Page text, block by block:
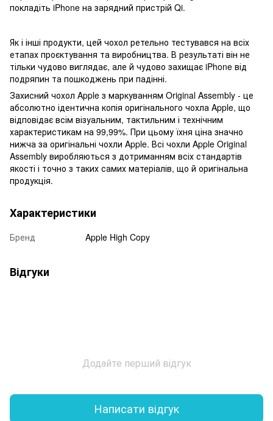
покладіть iPhone на зарядний пристрій Qi.
Як і інші продукти, цей чохол ретельно тестувався на всіх
етапах проєктування та виробництва. В результаті він не
тільки чудово виглядає, але й чудово захищає iPhone від
подряпин та пошкоджень при падінні.
Захисний чохол Apple з маркуванням Original Assembly - це
абсолютно ідентична копія оригінального чохла Apple, що
відповідає всім візуальним, тактильним і технічним
характеристикам на 99,99%. При цьому їхня ціна значно
нижча за оригінальні чохли Apple. Всі чохли Apple Original
Assembly виробляються з дотриманням всіх стандартів
якості і точно з таких самих матеріалів, що й оригінальна
продукція.
Характеристики
Бренд Apple High Copy
Відгуки
Додайте перший відгук
Написати відгук